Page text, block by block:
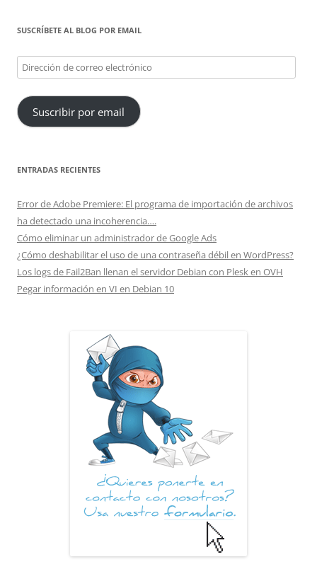
SUSCRÍBETE AL BLOG POR EMAIL
Dirección
de
correo
electrónico
Suscribir por email
ENTRADAS RECIENTES
Error de Adobe Premiere: El programa de importación de archivos
ha detectado una incoherencia….
Cómo eliminar un administrador de Google Ads
¿Cómo deshabilitar el uso de una contraseña débil en WordPress?
Los logs de Fail2Ban llenan el servidor Debian con Plesk en OVH
Pegar información en VI en Debian 10